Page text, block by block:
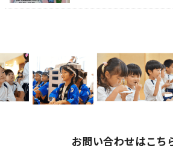
お問い合わせはこち